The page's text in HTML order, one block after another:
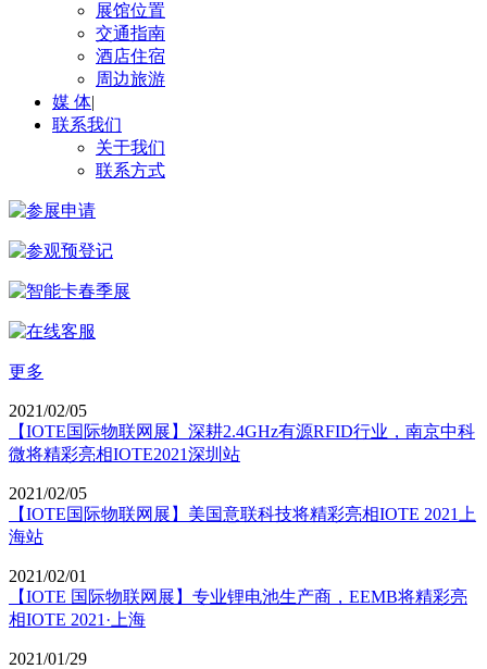
展馆位置
交通指南
酒店住宿
周边旅游
媒 体|
联系我们
关于我们
联系方式
更多
2021/02/05
【IOTE国际物联网展】深耕2.4GHz有源RFID行业，南京中科
微将精彩亮相IOTE2021深圳站
2021/02/05
【IOTE国际物联网展】美国意联科技将精彩亮相IOTE 2021上
海站
2021/02/01
【IOTE 国际物联网展】专业锂电池生产商，EEMB将精彩亮
相IOTE 2021·上海
2021/01/29